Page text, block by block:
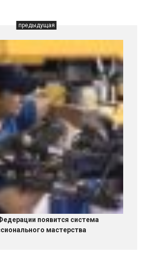
предыдущая
появится система
мастерства